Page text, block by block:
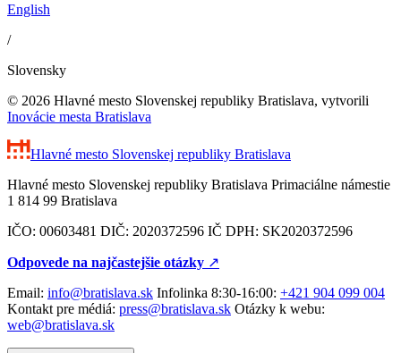
English
/
Slovensky
© 2026 Hlavné mesto Slovenskej republiky Bratislava, vytvorili
Inovácie mesta Bratislava
Hlavné mesto Slovenskej republiky Bratislava
Hlavné mesto Slovenskej republiky Bratislava Primaciálne námestie
1 814 99 Bratislava
IČO: 00603481 DIČ: 2020372596 IČ DPH: SK2020372596
Odpovede na najčastejšie otázky ↗︎
Email: info@bratislava.sk Infolinka 8:30-16:00: +421 904 099 004
Kontakt pre médiá: press@bratislava.sk Otázky k webu:
web@bratislava.sk